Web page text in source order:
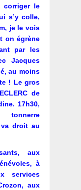
corriger le
s’y colle,
je le vois
on égrène
par les
Jacques
au moins
! Le gros
de
17h30,
va droit au
aux
à
services
aux